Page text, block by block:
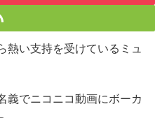
熱い支持を受けているミュ
義でニコニコ動画にボーカ